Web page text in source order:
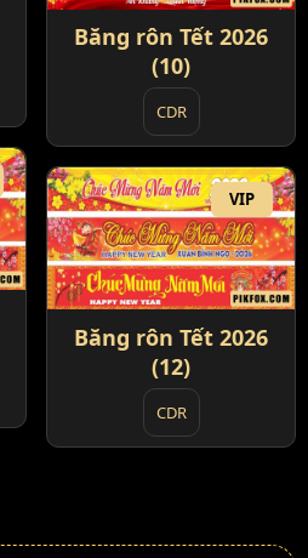
Băng rôn Tết 2026
(10)
CDR
VIP
Băng rôn Tết 2026
(12)
CDR